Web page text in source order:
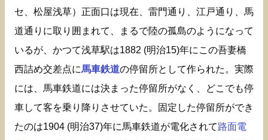
セ、松屋浅草）正面口は現在、雷門通り、江戸通り、馬
道通りに取り囲まれて、まるで陸の孤島のようになって
いるが、かつて浅草駅は1882 (明治15)年にこの吾妻橋
西詰め交差点に馬車鉄道の停留所として作られた。実際
には、馬車鉄道には決まった停留所がなく、どこでも停
車して客を乗り降りさせていた。固定した停留所ができ
たのは1904 (明治37)年に馬車鉄道が電化されて路面電